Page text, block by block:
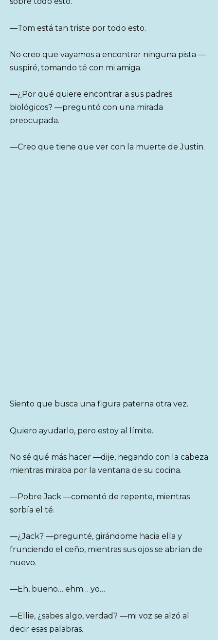
—Tom está tan triste por todo esto.
No creo que vayamos a encontrar ninguna pista —
suspiré, tomando té con mi amiga.
—¿Por qué quiere encontrar a sus padres
biológicos? —preguntó con una mirada
preocupada.
—Creo que tiene que ver con la muerte de Justin.
Siento que busca una figura paterna otra vez.
Quiero ayudarlo, pero estoy al límite.
No sé qué más hacer —dije, negando con la cabeza
mientras miraba por la ventana de su cocina.
—Pobre Jack —comentó de repente, mientras
sorbía el té.
—¿Jack? —pregunté, girándome hacia ella y
frunciendo el ceño, mientras sus ojos se abrían de
nuevo.
—Eh, bueno… ehm… yo…
—Ellie, ¿sabes algo, verdad? —mi voz se alzó al
decir esas palabras.